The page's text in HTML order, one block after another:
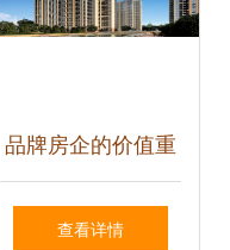
品牌房企的价值重
塑 以金科股份
查看详情